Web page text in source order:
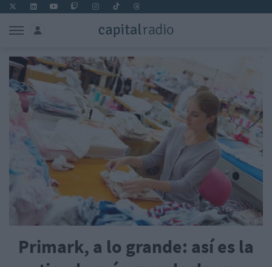
Primark, a lo grande: así es la